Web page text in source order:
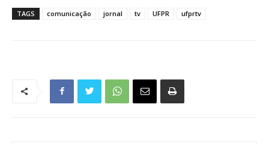
TAGS comunicação jornal tv UFPR ufprtv